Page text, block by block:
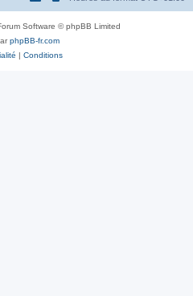
Software © phpBB Limited
phpBB-fr.com
| Conditions